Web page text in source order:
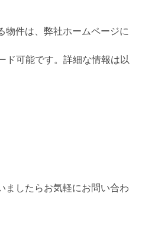
物件は、弊社ホームページに
ド可能です。詳細な情報は以
ましたらお気軽にお問い合わ